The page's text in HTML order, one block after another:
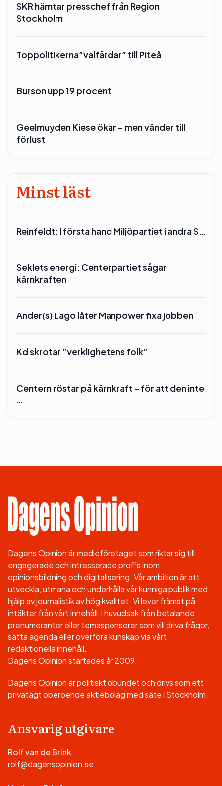
SKR hämtar presschef från Region
Stockholm
Toppolitikerna”valfärdar” till Piteå
Burson upp 19 procent
Geelmuyden Kiese ökar – men vänder till
förlust
Minst läst
Reinfeldt: I första hand Miljöpartiet i andra S…
Seklets energi: Centerpartiet sågar
kärnkraften
Ander(s) Lago låter Manpower fixa jobben
Kd skrotar ”verklighetens folk”
Centern röstar på kärnkraft – för att den inte
…
Dagens Opinion är medieföretaget som riktar sig till
engagerade och intresserade proffs inom
opinionsbildning och digitalisering. Vår ambition är att
utveckla, utmana och underhålla vår kunniga publik med
hjälp av journalistik av hög kvalitet. Vi lever främst på
intäkter från vårt innehåll, i huvudsak från betalande
prenumeranter eller temasponsorer som vill driva frågor,
sätta agenda eller överföra kunskap via vårt
redaktionella innehåll.
Dagens Opinion startades år 2009.
Dagens Opinion är politiskt obundet och drivs som ett
privatägt oberoende aktiebolag med säte i Stockholm.
Ansvarig utgivare
Rolf van de Brink
rolf@dagensopinion.se